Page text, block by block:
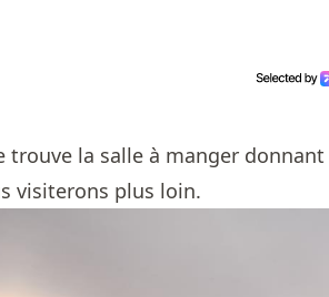
trouve la salle à manger
visiterons plus loin.